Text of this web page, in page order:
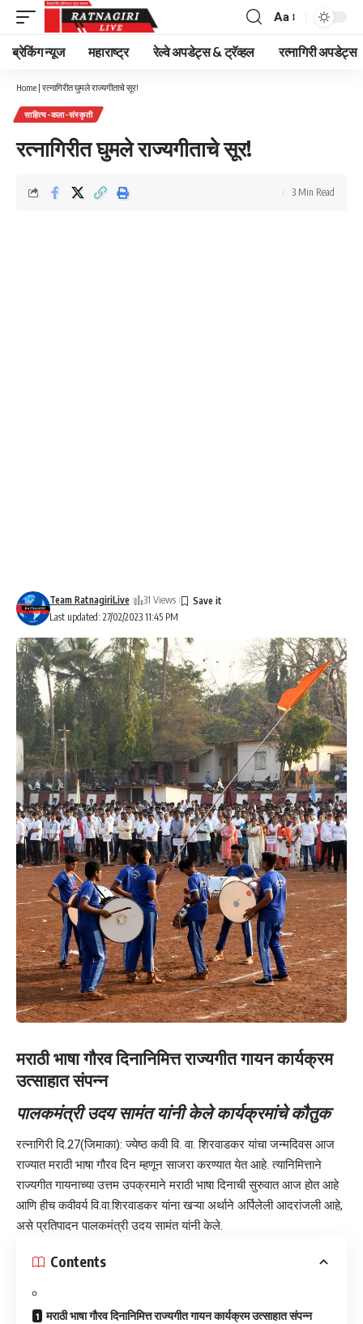
Font
Resizer
Aa
ब्रेकिंग न्यूज महाराष्ट्र रेल्वे अपडेट्स & ट्रॅव्हल रत्नागिरी अपडेट्स
Home | रत्नागिरीत घुमले राज्यगीताचे सूर!
साहित्य-कला-संस्कृती
रत्नागिरीत घुमले राज्यगीताचे सूर!
Last updated: 27/02/2023 11:45 PM
Team RatnagiriLive 31 Views
3 Min Read
मराठी भाषा गौरव दिनानिमित्त राज्यगीत गायन कार्यक्रम
उत्साहात संपन्न
पालकमंत्री उदय सामंत यांनी केले कार्यक्रमांचे कौतुक
रत्नागिरी दि.27(जिमाका): ज्येष्ठ कवी वि. वा. शिरवाडकर यांचा जन्मदिवस आज
राज्यात मराठी भाषा गौरव दिन म्हणून साजरा करण्यात येत आहे. त्यानिमित्ताने
राज्यगीत गायनाच्या उत्तम उपक्रमाने मराठी भाषा दिनाची सुरुवात आज होत आहे
आणि हीच कवीवर्य वि.वा.शिरवाडकर यांना खऱ्या अर्थाने अर्पिलेली आदरांजली आहे,
असे प्रतिपादन पालकमंत्री उदय सामंत यांनी केले.
Contents
मराठी भाषा गौरव दिनानिमित्त राज्यगीत गायन कार्यक्रम उत्साहात संपन्न